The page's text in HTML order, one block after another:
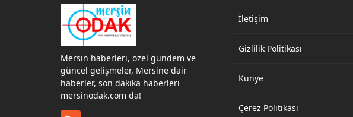
yapılacak ve ilçenin potansiyelini ve
gelişme alanlarını ele alacağız.
Aydıncık Belediyesi’nin mevcut
başkanı AK Partili Ferat Aktan’dır.
Yerel seçimlerde Aydıncık...
Mersin haberleri, özel gündem ve
güncel gelişmeler, Mersine dair
haberler, son dakika haberleri
mersinodak.com da!
İletişim
Gizlilik Politikası
Künye
Çerez Politikası